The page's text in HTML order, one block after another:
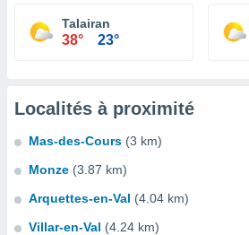
Talairan
38° 23°
Localités à proximité
Mas-des-Cours (3 km)
Monze (3.87 km)
Arquettes-en-Val (4.04 km)
Villar-en-Val (4.24 km)